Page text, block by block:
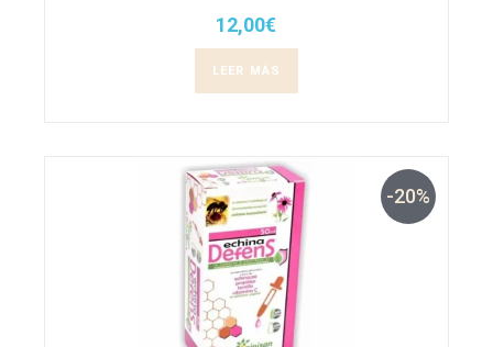
12,00€
LEER MÁS
-20%